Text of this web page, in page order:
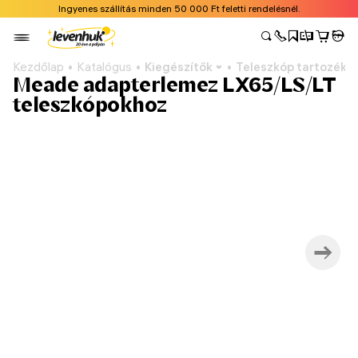
Ingyenes szállítás minden 50 000 Ft feletti rendelésnél.
Kezdőlap Katalógus Kiegészítők Teleszkóp
Meade adapterlemez LX65/LS/LT
teleszkópokhoz